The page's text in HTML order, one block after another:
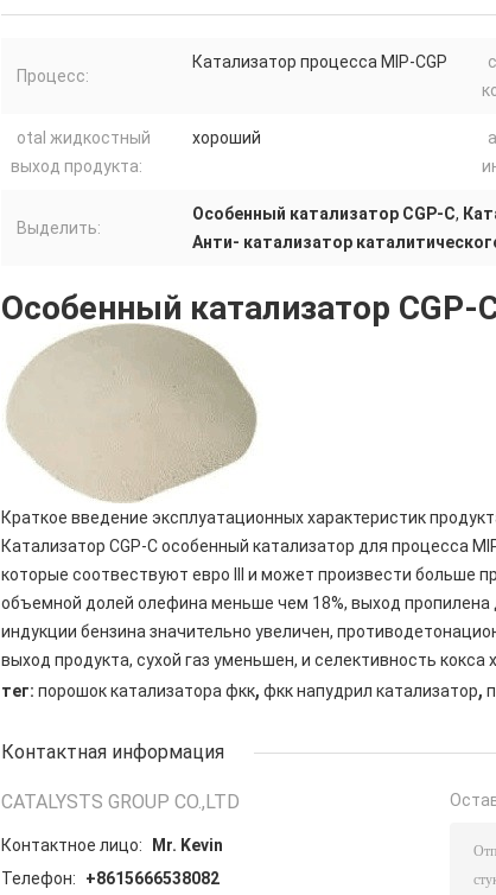
Процесс:
Катализатор процесса MIP-CGP
otal жидкостный
выход продукта:
хороший
Выделить:
Особенный катализатор CGP-C,
Анти- катализатор
Особенный катализатор CGP-
Краткое введение эксплуатационных характеристик
Катализатор CGP-C особенный катализатор для процесса
которые соотвествуют евро III и может произвести больше
объемной долей олефина меньше чем 18%, выход пропилена
индукции бензина значительно увеличен,
выход продукта, сухой газ уменьшен, и селективность кокса
тег: порошок катализатора фкк, фкк напудрил катализатор,
Контактная информация
CATALYSTS GROUP CO.,LTD
Контактное лицо:
Mr. Kevin
Телефон:
+8615666538082